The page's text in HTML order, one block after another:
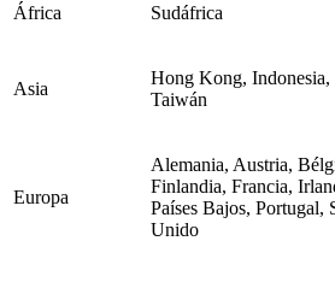
África Sudáfrica
Asia
Hong Kong, Indonesia,
Taiwán
Europa
Alemania, Austria,
Finlandia, Francia,
Países Bajos, Portugal,
Unido